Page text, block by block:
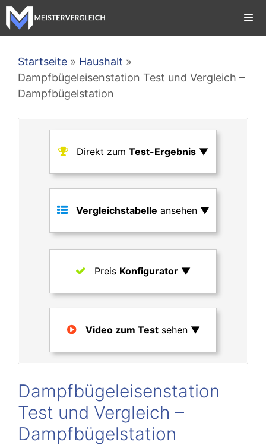
Zum
Inhalt
springen
Startseite » Haushalt »
Dampfbügeleisenstation Test und Vergleich –
Dampfbügelstation
Direkt zum Test-Ergebnis ▼
Vergleichstabelle ansehen ▼
Preis Konfigurator ▼
Video zum Testsehen ▼
Dampfbügeleisenstation
Test und Vergleich –
Dampfbügelstation